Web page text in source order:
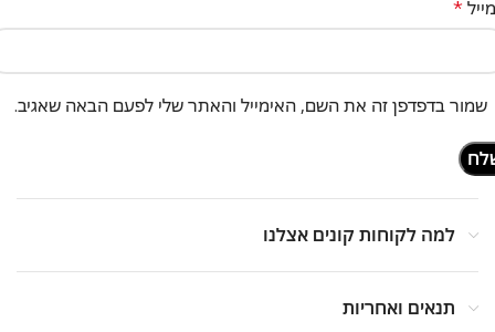
*
שמור בדפדפן זה את השם, האימייל והאתר שלי לפעם הבאה שאגיב.
למה לקוחות קונים אצלנו
תנאים ואחריות